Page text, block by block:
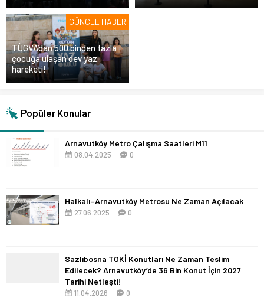
GÜNCEL HABER
TÜGVA’dan 500 binden fazla
çocuğa ulaşan dev yaz
hareketi!
Popüler Konular
Arnavutköy Metro Çalışma Saatleri M11
08.04.2025 0
Halkalı–Arnavutköy Metrosu Ne Zaman Açılacak
27.06.2025 0
Sazlıbosna TOKİ Konutları Ne Zaman Teslim
Edilecek? Arnavutköy’de 36 Bin Konut İçin 2027
Tarihi Netleşti!
11.04.2026 0